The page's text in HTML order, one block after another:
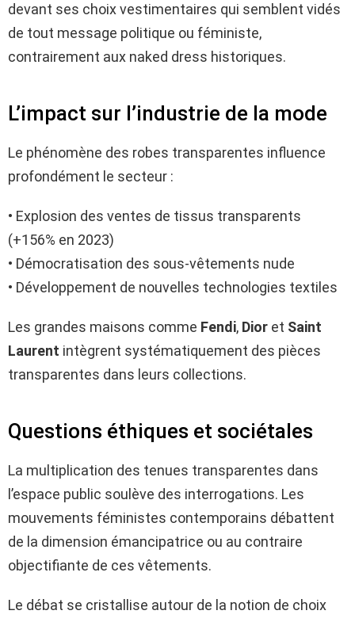
devant ses choix vestimentaires qui semblent vidés
de tout message politique ou féministe,
contrairement aux naked dress historiques.
L’impact sur l’industrie de la mode
Le phénomène des robes transparentes influence
profondément le secteur :
• Explosion des ventes de tissus transparents
(+156% en 2023)
• Démocratisation des sous-vêtements nude
• Développement de nouvelles technologies textiles
Les grandes maisons comme Fendi, Dior et Saint
Laurent intègrent systématiquement des pièces
transparentes dans leurs collections.
Questions éthiques et sociétales
La multiplication des tenues transparentes dans
l’espace public soulève des interrogations. Les
mouvements féministes contemporains débattent
de la dimension émancipatrice ou au contraire
objectifiante de ces vêtements.
Le débat se cristallise autour de la notion de choix